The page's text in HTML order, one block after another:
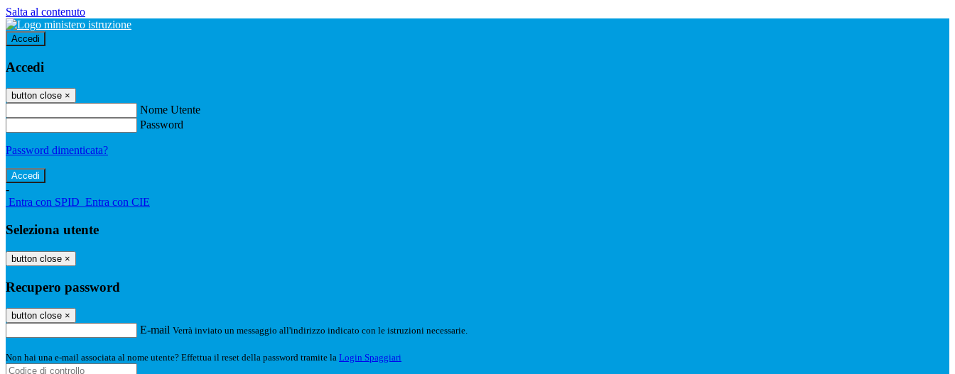
Salta al contenuto
Accedi
Accedi
button close ×
Nome Utente
Password
Password dimenticata?
-
Entra con SPID Entra con CIE
Seleziona utente
button close ×
Recupero password
button close ×
E-mail Verrà inviato un messaggio all'indirizzo indicato con le istruzioni necessarie.
Non hai una e-mail associata al nome utente? Effettua il reset della password tramite la Login Spaggiari